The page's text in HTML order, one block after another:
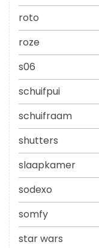
roto
roze
s06
schuifpui
schuifraam
shutters
slaapkamer
sodexo
somfy
star wars